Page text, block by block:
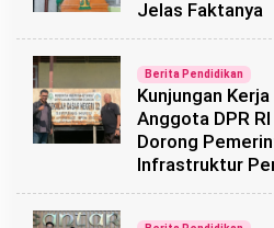
Jelas Faktanya
Berita Pendidikan
Kunjungan
Anggota DPR
Dorong
Infrastruktur